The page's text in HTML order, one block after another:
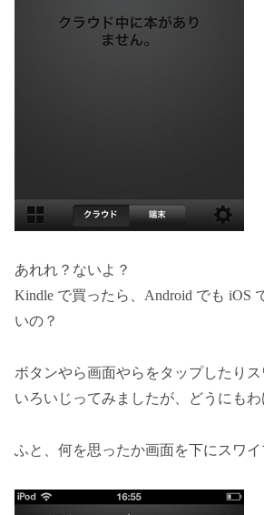
あれれ？ないよ？
Kindle で買ったら、Android でも iOS
いの？
ボタンやら画面やらをタップしたり
いろいじってみましたが、どうにもわ
ふと、何を思ったか画面を下にスワイ